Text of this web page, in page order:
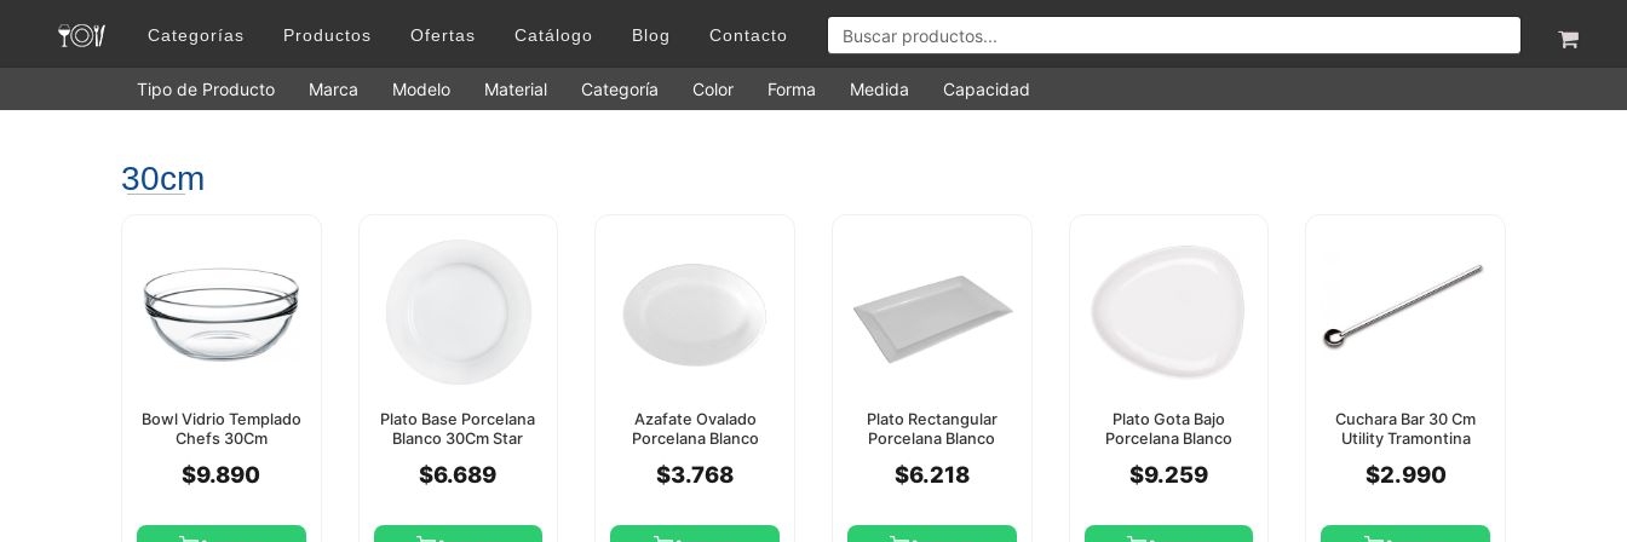
Categorías Productos Ofertas Catálogo Blog Contacto
Tipo de Producto Marca Modelo Material Categoría Color Forma Medida Capacidad
30cm
Bowl Vidrio Templado
Chefs 30Cm
$9.890
Plato Base Porcelana
Blanco 30Cm Star
$6.689
Azafate Ovalado
Porcelana Blanco
$3.768
Plato Rectangular
Porcelana Blanco
$6.218
Plato Gota Bajo
Porcelana Blanco
$9.259
Cuchara Bar 30 Cm
Utility Tramontina
$2.990